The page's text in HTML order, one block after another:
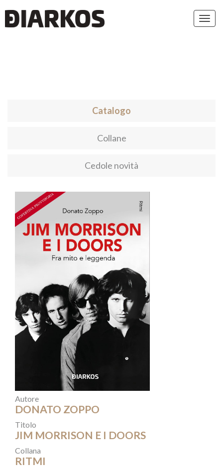
Catalogo
Collane
Cedole novità
Autore
DONATO ZOPPO
Titolo
JIM MORRISON E I DOORS
Collana
RITMI